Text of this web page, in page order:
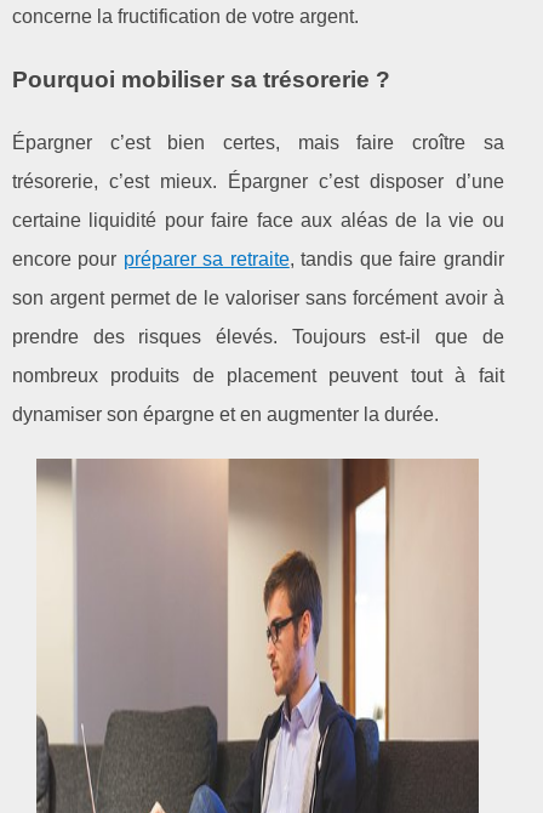
concerne la fructification de votre argent.
Pourquoi mobiliser sa trésorerie ?
Épargner c’est bien certes, mais faire croître sa
trésorerie, c’est mieux. Épargner c’est disposer d’une
certaine liquidité pour faire face aux aléas de la vie ou
encore pour préparer sa retraite, tandis que faire grandir
son argent permet de le valoriser sans forcément avoir à
prendre des risques élevés. Toujours est-il que de
nombreux produits de placement peuvent tout à fait
dynamiser son épargne et en augmenter la durée.